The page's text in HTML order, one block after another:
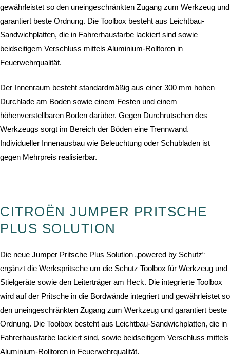
gewährleistet so den uneingeschränkten Zugang zum Werkzeug und
garantiert beste Ordnung. Die Toolbox besteht aus Leichtbau-
Sandwichplatten, die in Fahrerhausfarbe lackiert sind sowie
beidseitigem Verschluss mittels Aluminium-Rolltoren in
Feuerwehrqualität.
Der Innenraum besteht standardmäßig aus einer 300 mm hohen
Durchlade am Boden sowie einem Festen und einem
höhenverstellbaren Boden darüber. Gegen Durchrutschen des
Werkzeugs sorgt im Bereich der Böden eine Trennwand.
Individueller Innenausbau wie Beleuchtung oder Schubladen ist
gegen Mehrpreis realisierbar.
CITROËN JUMPER PRITSCHE
PLUS SOLUTION
Die neue Jumper Pritsche Plus Solution „powered by Schutz“
ergänzt die Werkspritsche um die Schutz Toolbox für Werkzeug und
Stielgeräte sowie den Leiterträger am Heck. Die integrierte Toolbox
wird auf der Pritsche in die Bordwände integriert und gewährleistet so
den uneingeschränkten Zugang zum Werkzeug und garantiert beste
Ordnung. Die Toolbox besteht aus Leichtbau-Sandwichplatten, die in
Fahrerhausfarbe lackiert sind, sowie beidseitigem Verschluss mittels
Aluminium-Rolltoren in Feuerwehrqualität.